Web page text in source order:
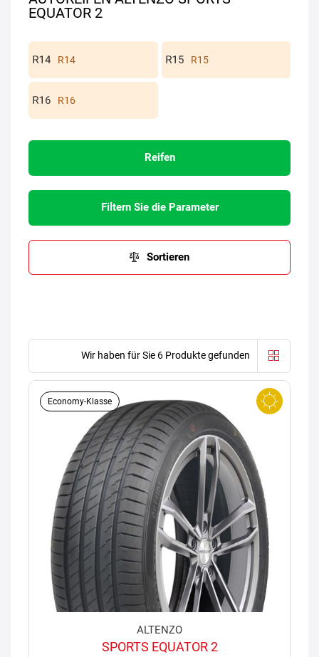
EQUATOR 2
R14 R15
R16
Reifen
Filtern Sie die Parameter
Sortieren
Wir haben für Sie 6 Produkte gefunden
Economy-Klasse
ALTENZO
SPORTS EQUATOR 2